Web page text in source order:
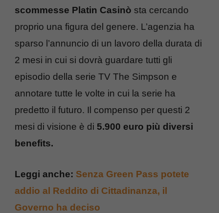
scommesse Platin Casinò sta cercando
proprio una figura del genere. L’agenzia ha
sparso l’annuncio di un lavoro della durata di
2 mesi in cui si dovrà guardare tutti gli
episodio della serie TV The Simpson e
annotare tutte le volte in cui la serie ha
predetto il futuro. Il compenso per questi 2
mesi di visione è di 5.900 euro più diversi
benefits.
Leggi anche: Senza Green Pass potete
addio al Reddito di Cittadinanza, il
Governo ha deciso